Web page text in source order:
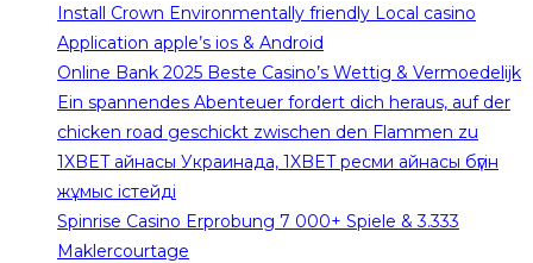
Install Crown Environmentally friendly Local casino
Application apple’s ios & Android
Online Bank 2025 Beste Casino’s Wettig & Vermoedelijk
Ein spannendes Abenteuer fordert dich heraus, auf der
chicken road geschickt zwischen den Flammen zu
1XBET айнасы Украинада, 1XBET ресми айнасы бүгін
жұмыс істейді
Spinrise Casino Erprobung 7 000+ Spiele & 3.333
Maklercourtage